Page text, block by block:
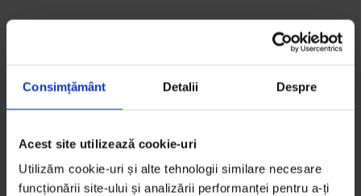
Consimțământ Detalii Despre
Acest site utilizează cookie-uri
Utilizăm cookie-uri și alte tehnologii similare necesare
funcționării site-ului și analizării performanței pentru a-ți